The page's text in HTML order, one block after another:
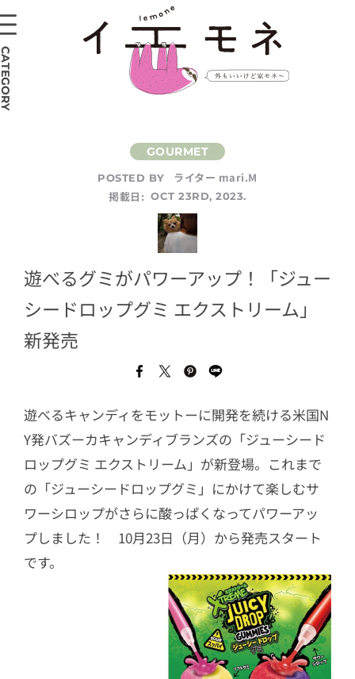
POSTED BY
ライター mari.M
掲載日: OCT 23RD, 2023.
遊べるグミがパワーアップ！「ジュー
シードロップグミ エクストリーム」
新発売
遊べるキャンディをモットーに開発を続ける米国N
Y発バズーカキャンディブランズの「ジューシード
ロップグミ エクストリーム」が新登場。これまで
の「ジューシードロップグミ」にかけて楽しむサ
ワーシロップがさらに酸っぱくなってパワーアッ
プしました！ 10月23日（月）から発売スタート
です。